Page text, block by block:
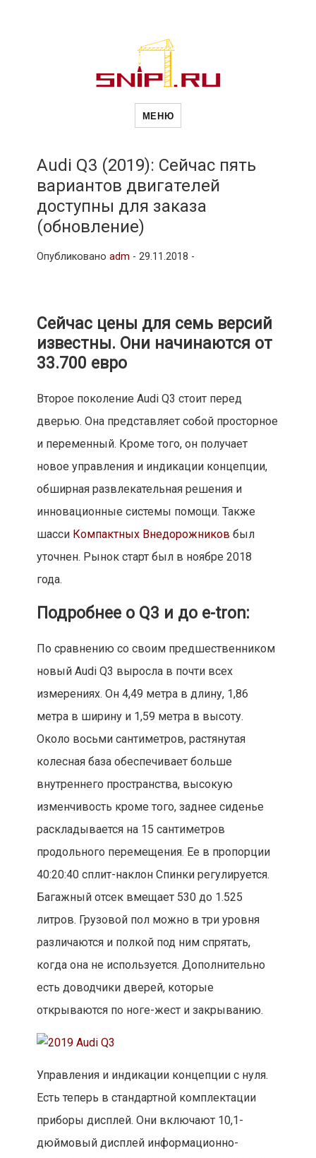
Новости
и
другие связанные со стройкой
рубрики
МЕНЮ
Audi Q3 (2019): Сейчас пять
вариантов двигателей
доступны для заказа
(обновление)
Опубликовано adm - 29.11.2018 -
Сейчас цены для семь версий
известны. Они начинаются от
33.700 евро
Второе поколение Audi Q3 стоит перед
дверью. Она представляет собой просторное
и переменный. Кроме того, он получает
новое управления и индикации концепции,
обширная развлекательная решения и
инновационные системы помощи. Также
шасси Компактных Внедорожников был
уточнен. Рынок старт был в ноябре 2018
года.
Подробнее о Q3 и до e-tron:
По сравнению со своим предшественником
новый Audi Q3 выросла в почти всех
измерениях. Он 4,49 метра в длину, 1,86
метра в ширину и 1,59 метра в высоту.
Около восьми сантиметров, растянутая
колесная база обеспечивает больше
внутреннего пространства, высокую
изменчивость кроме того, заднее сиденье
раскладывается на 15 сантиметров
продольного перемещения. Ее в пропорции
40:20:40 сплит-наклон Спинки регулируется.
Багажный отсек вмещает 530 до 1.525
литров. Грузовой пол можно в три уровня
различаются и полкой под ним спрятать,
когда она не используется. Дополнительно
есть доводчики дверей, которые
открываются по ноге-жест и закрыванию.
Управления и индикации концепции с нуля.
Есть теперь в стандартной комплектации
приборы дисплей. Они включают 10,1-
дюймовый дисплей информационно-